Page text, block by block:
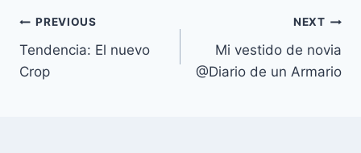
Navegación
de
PREVIOUS
Tendencia: El nuevo
Crop
NEXT
Mi vestido de novia
@Diario de un Armario